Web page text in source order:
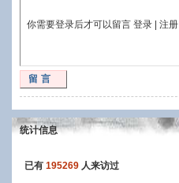
你需要登录后才可以留言 登录 注册
留言
统计信息
已有 195269 人来访过